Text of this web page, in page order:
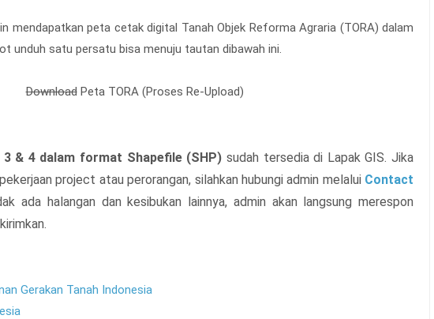
mendapatkan peta cetak digital Tanah Objek Reforma Agraria (TORA) dalam
unduh satu persatu bisa menuju tautan dibawah ini.
DownloadPeta TORA (Proses Re-Upload)
3 & 4 dalam format Shapefile (SHP) sudah tersedia di Lapak GIS. Jika
project atau perorangan, silahkan hubungi admin melalui Contact
ada halangan dan kesibukan lainnya, admin akan langsung merespon
Gerakan Tanah Indonesia